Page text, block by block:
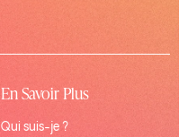
En Savoir Plus
Qui suis-je ?